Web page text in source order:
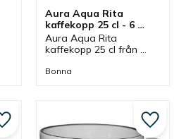
Aura Aqua Rita
kaffekopp 25 cl - 6
st/fp
Aura Aqua Rita
kaffekopp 25 cl från
serie där flera delar
Bonna
Lägg till i favoriter Lägg